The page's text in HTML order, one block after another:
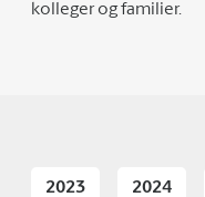
kolleger og familier.
2023 2024